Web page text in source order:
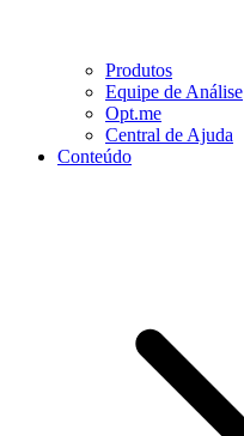
Produtos
Equipe de Análise
Opt.me
Central de Ajuda
Conteúdo